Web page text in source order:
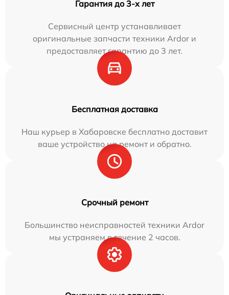
Гарантия до 3-х лет
Сервисный центр устанавливает
оригинальные запчасти техники Ardor и
предоставляет гарантию до 3 лет.
Бесплатная доставка
Наш курьер в Хабаровске бесплатно доставит
ваше устройство на ремонт и обратно.
Срочный ремонт
Большинство неисправностей техники Ardor
мы устраняем в течение 2 часов.